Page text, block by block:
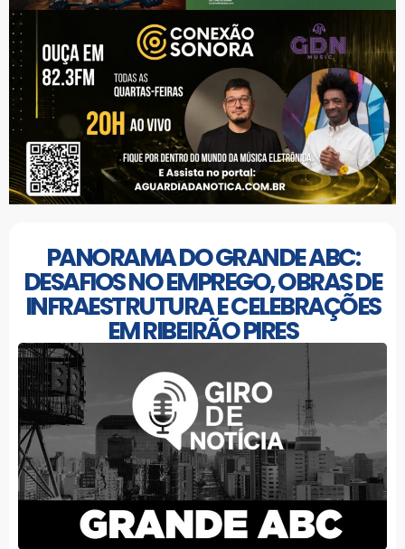
PANORAMA DO GRANDE ABC:
DESAFIOS NO EMPREGO, OBRAS DE
INFRAESTRUTURA E CELEBRAÇÕES
EM RIBEIRÃO PIRES